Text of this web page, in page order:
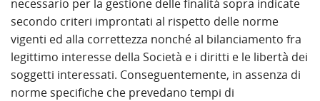
necessario per la gestione delle finalità sopra indicate
secondo criteri improntati al rispetto delle norme
vigenti ed alla correttezza nonché al bilanciamento fra
legittimo interesse della Società e i diritti e le libertà dei
soggetti interessati. Conseguentemente, in assenza di
norme specifiche che prevedano tempi di